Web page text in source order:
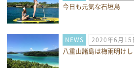
今日も元気な石垣島
NEWS 2020年6月15
八重山諸島は梅雨明けし